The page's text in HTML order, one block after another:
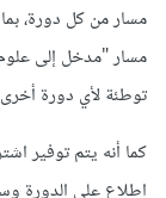
مسار من كل دورة،
مسار "مدخل إلى
توطئة لأي دورة
كما أنه يتم توفير